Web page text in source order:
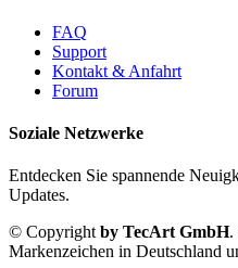
FAQ
Support
Kontakt & Anfahrt
Forum
Soziale Netzwerke
Entdecken Sie spannende
Updates.
© Copyright by TecArt GmbH.
Markenzeichen in Deutschland